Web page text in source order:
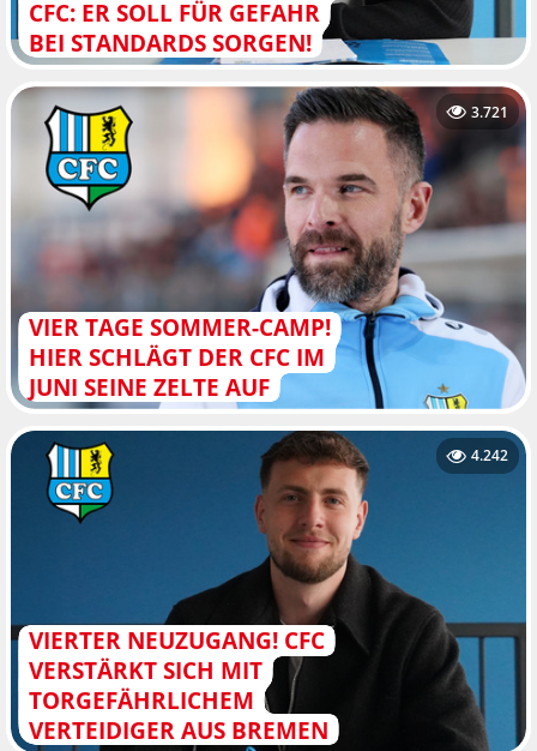
CFC: ER SOLL FÜR GEFAHR
BEI STANDARDS SORGEN!
VIER TAGE SOMMER-CAMP!
HIER SCHLÄGT DER CFC IM
JUNI SEINE ZELTE AUF
3.721
VIERTER NEUZUGANG! CFC
VERSTÄRKT SICH MIT
TORGEFÄHRLICHEM
VERTEIDIGER AUS BREMEN
4.242